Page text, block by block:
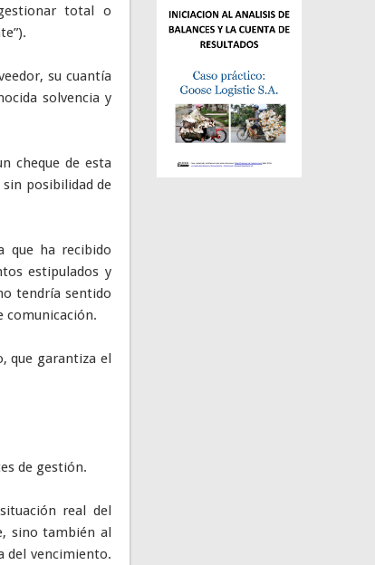
total o
su cuantía
solvencia y
cheque de esta
sin posibilidad de
que ha recibido
estipulados y
tendría sentido
comunicación.
que garantiza el
de gestión.
real del
sino también al
del vencimiento.